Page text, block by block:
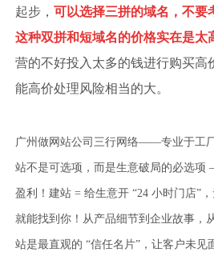
起步， 可以选择三拼的域名，不要
这种双拼和短域名的价格实在是太
营的不好投入太多的钱进行购买高
能高价处理风险相当的大。
广州做网站公司三行网络——专业于工
站不是可选项，而是生意破局的必选
盈利！建站 = 给生意开 “24 小时门店”
就能找到你！从产品细节到企业故事，
站是最直观的 “信任名片”，让客户未见